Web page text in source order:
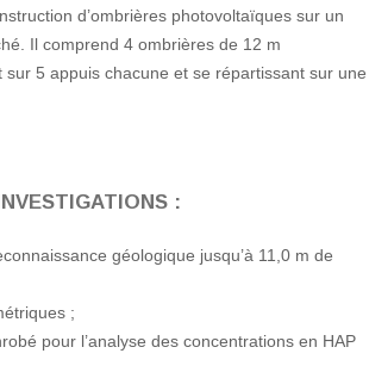
d’ombrières photovoltaïques sur un
Il comprend 4 ombrières de 12 m
sur 5 appuis chacune et se répartissant sur une
:
géologique jusqu’à 11,0 m de
;
pour l’analyse des concentrations en HAP